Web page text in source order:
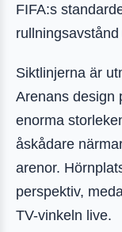
FIFA:s
Siktlinjerna är
Arenans design
enorma
åskådare
arenor.
perspektiv,
TV-vinkeln live.